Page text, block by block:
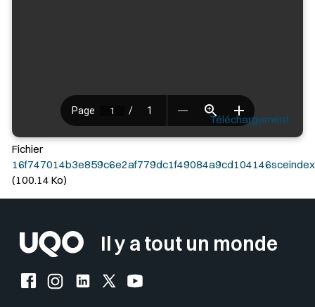
Téléchargement
Fichier
(100.14 Ko)
Il y a tout un monde
Facebook de l'UQO
Instagram de l'UQO
LinkedIn de l'UQO
X (Twitter) de l'UQO
YouTube de l'UQO